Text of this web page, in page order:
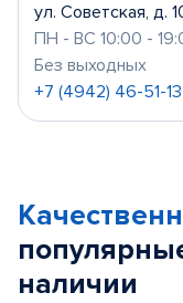
ул. Советская, д.
ПН - ВС 10:00 -
Без выходных
+7 (4942) 46-51-13
наличии